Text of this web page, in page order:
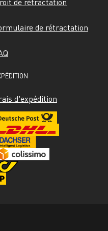
de rétractation
d'expédition